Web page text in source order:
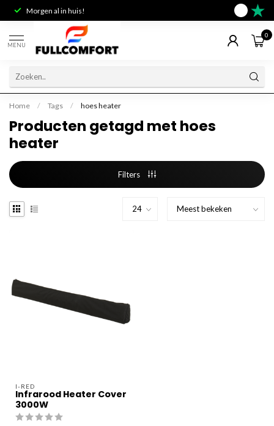
Morgen al in huis!
MENU
0
Home / Tags / hoes heater
Producten getagd met hoes
heater
Filters
I-RED
Infrarood Heater Cover
3000W